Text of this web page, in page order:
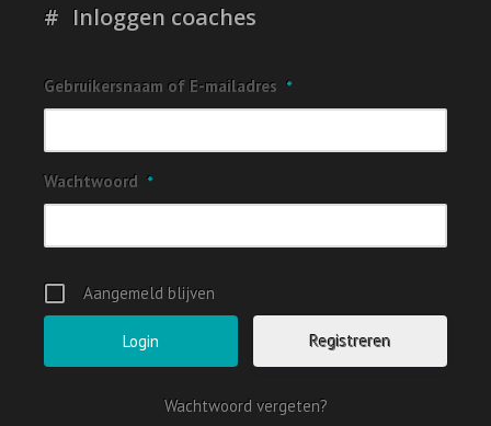
Inloggen coaches
Gebruikersnaam of E-mailadres *
Wachtwoord *
Aangemeld blijven
Registreren
Wachtwoord vergeten?